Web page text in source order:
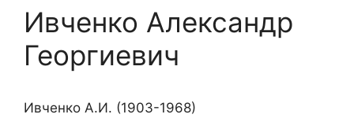
Ивченко Александр
Георгиевич
Ивченко А.И. (1903-1968)